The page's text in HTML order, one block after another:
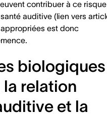
contribuer à ce
auditive (lien vers
est donc
biologiques
relation
et la